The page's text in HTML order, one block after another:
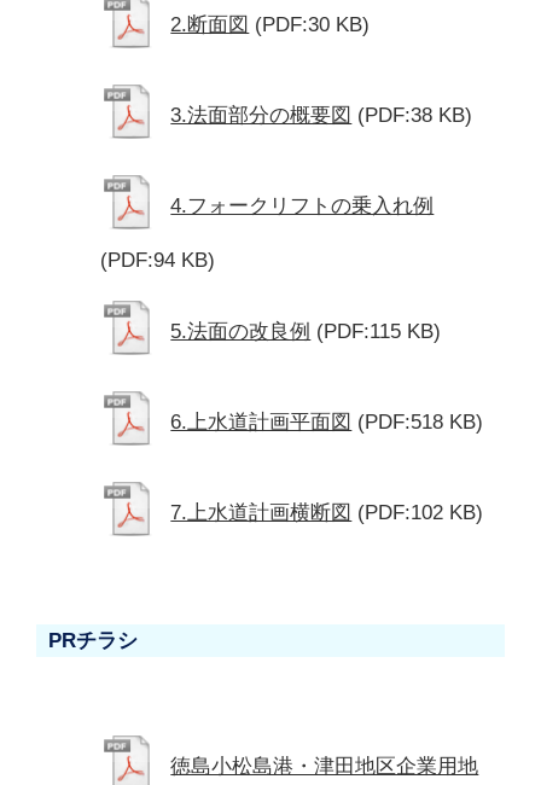
2.断面図 (PDF:30 KB)
3.法面部分の概要図 (PDF:38 KB)
4.フォークリフトの乗入れ例
(PDF:94 KB)
5.法面の改良例 (PDF:115 KB)
6.上水道計画平面図 (PDF:518 KB)
7.上水道計画横断図 (PDF:102 KB)
PRチラシ
徳島小松島港・津田地区企業用地